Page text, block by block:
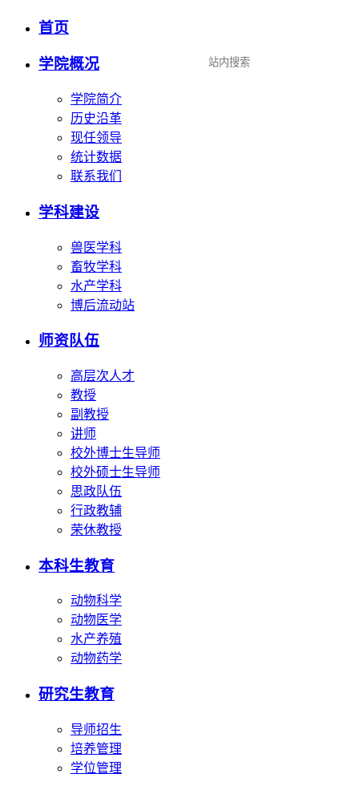
首页
学院概况
学院简介
历史沿革
现任领导
统计数据
联系我们
学科建设
兽医学科
畜牧学科
水产学科
博后流动站
师资队伍
高层次人才
教授
副教授
讲师
校外博士生导师
校外硕士生导师
思政队伍
行政教辅
荣休教授
本科生教育
动物科学
动物医学
水产养殖
动物药学
研究生教育
导师招生
培养管理
学位管理